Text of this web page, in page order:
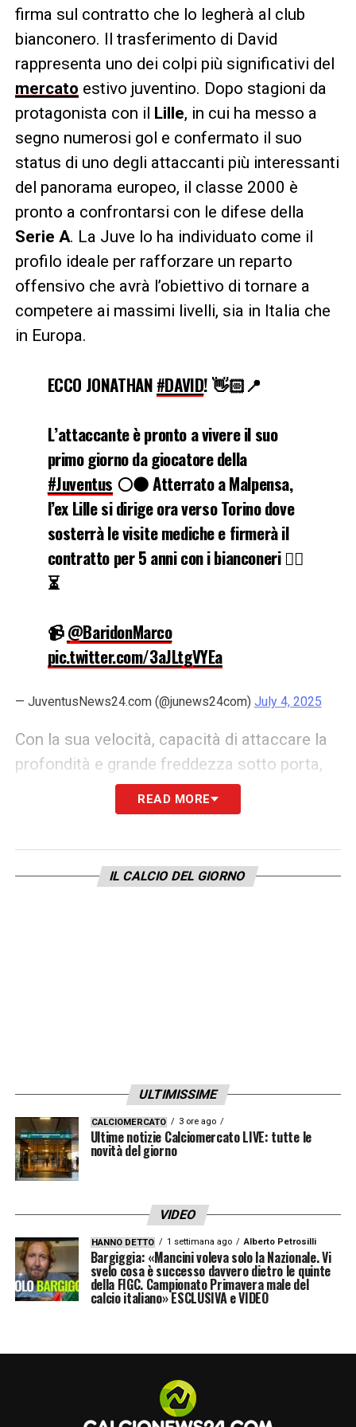
firma sul contratto che lo legherà al club
bianconero. Il trasferimento di David
rappresenta uno dei colpi più significativi del
mercato estivo juventino. Dopo stagioni da
protagonista con il Lille, in cui ha messo a
segno numerosi gol e confermato il suo
status di uno degli attaccanti più interessanti
del panorama europeo, il classe 2000 è
pronto a confrontarsi con le difese della
Serie A. La Juve lo ha individuato come il
profilo ideale per rafforzare un reparto
offensivo che avrà l’obiettivo di tornare a
competere ai massimi livelli, sia in Italia che
in Europa.
ECCO JONATHAN#DAVID! 👋🏻📍
L’attaccante è pronto a vivere il suo
primo giorno da giocatore della
#Juventus ⚪️⚫️ Atterrato a Malpensa,
l’ex Lille si dirige ora verso Torino dove
sosterrà le visite mediche e firmerà il
contratto per 5 anni con i bianconeri ✍🏻
⏳
📹@BaridonMarco
pic.twitter.com/3aJLtgVYEa
— JuventusNews24.com (@junews24com) July 4, 2025
Con la sua velocità, capacità di attaccare la
profondità e grande freddezza sotto porta,
David rappresenta una scommessa calcolata
per il nuovo progetto tecnico bianconero
su tutto il fronte offensivo e dialogare con i
compagni, qualità che saranno preziose per il
previsto, nelle prossime ore arriverà
l’ufficialità, e Jonathan David potrà iniziare a
scrivere il suo nuovo capitolo in bianconero.
LA PLAYLIST DELLE NOSTRE TOP NEWS
READ MORE
IL CALCIO DEL GIORNO
ULTIMISSIME
CALCIOMERCATO 3 ore ago
Ultime notizie Calciomercato LIVE: tutte le
novità del giorno
VIDEO
HANNO DETTO 1 settimana ago Alberto Petrosilli
Bargiggia: «Mancini voleva solo la Nazionale. Vi
svelo cosa è successo davvero dietro le quinte
della FIGC. Campionato Primavera male del
calcio italiano» ESCLUSIVA e VIDEO